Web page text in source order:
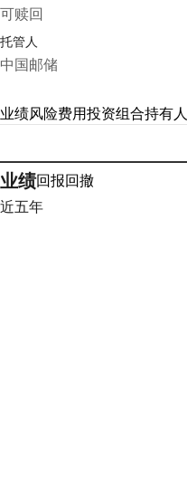
可赎回
托管人
中国邮储
业绩风险费用投资组合持有人
业绩回报回撤
近五年